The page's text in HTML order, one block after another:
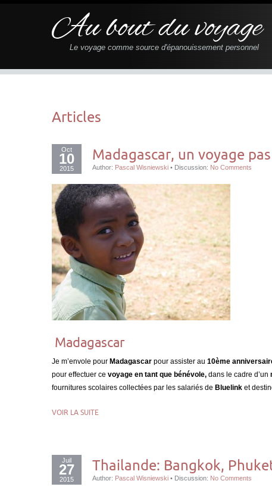
Au bout du voyage
Le voyage comme source d'épanouissement personnel
Articles
Oct
10
2015
Madagascar, un voyage
Author: Pascal Wisniewski • Discussion: No Comments
Madagascar
Je m’envole pour Madagascar pour assister au 10ème
pour effectuer ce voyage en tant que bénévole, dans le cadre d’un
fournitures scolaires collectées par les salariés de Bluelink et
VOIR LA SUITE
Juil
27
2015
Thailande: Bangkok,
Author: Pascal Wisniewski • Discussion: No Comments